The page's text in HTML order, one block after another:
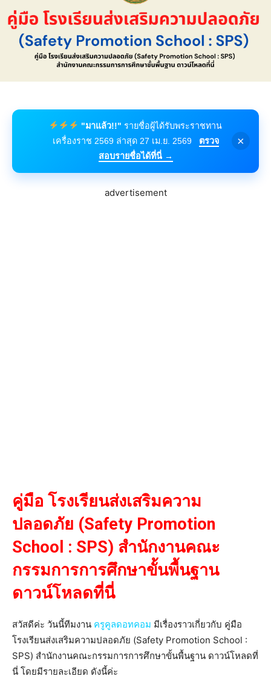
"มาแล้ว!!" รายชื่อผู้ได้รับพระราชทาน
เครื่องราช 2569 ล่าสุด 27 เม.ย. 2569
ตรวจ
สอบรายชื่อได้ที่นี่ →
×
advertisement
คู่มือ โรงเรียนส่งเสริมความ
ปลอดภัย (Safety Promotion
School : SPS) สำนักงานคณะ
กรรมการการศึกษาขั้นพื้นฐาน
ดาวน์โหลดที่นี่
สวัสดีค่ะ วันนี้ทีมงาน ครูคูลดอทคอม มีเรื่องราวเกี่ยวกับ คู่มือ
โรงเรียนส่งเสริมความปลอดภัย (Safety Promotion School :
SPS) สำนักงานคณะกรรมการการศึกษาขั้นพื้นฐาน ดาวน์โหลดที่
นี่ โดยมีรายละเอียด ดังนี้ค่ะ